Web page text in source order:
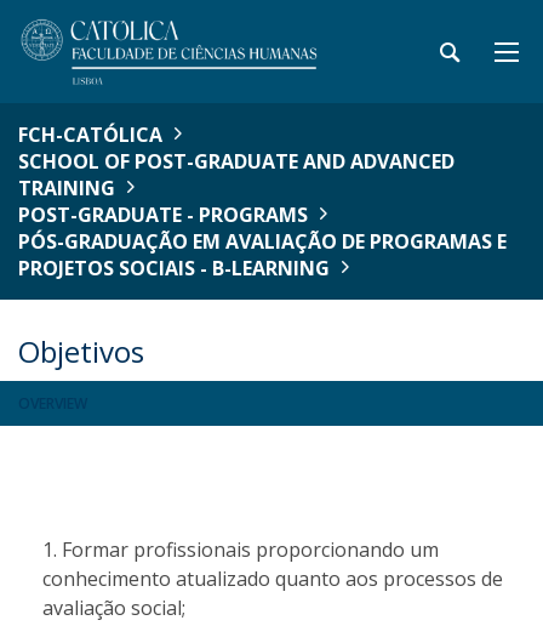
FCH-CATÓLICA
SCHOOL OF POST-GRADUATE AND ADVANCED
TRAINING
POST-GRADUATE - PROGRAMS
PÓS-GRADUAÇÃO EM AVALIAÇÃO DE PROGRAMAS E
PROJETOS SOCIAIS - B-LEARNING
Objetivos
Formar profissionais proporcionando um
conhecimento atualizado quanto aos processos de
avaliação social;